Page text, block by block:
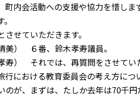
町内会活動への支援や協力を惜し
せていただきます。
美） ６番、鈴木孝寿議員。
） それでは、再質問をさせてい
における教育委員会の考え方につ
のが、まずは、たしか去年は70千円